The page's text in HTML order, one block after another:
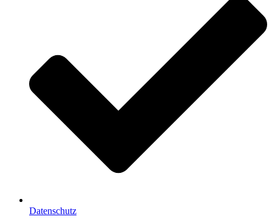
Datenschutz